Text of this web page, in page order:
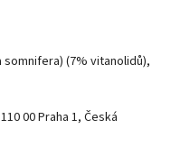
(7% vitanolidů),
00 Praha 1, Česká